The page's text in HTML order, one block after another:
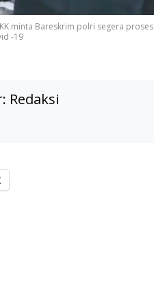
minta Bareskrim polri segera
-19
Redaksi